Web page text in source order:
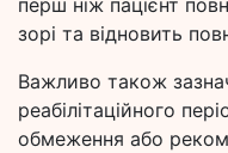
перш ніж пацієнт
зорі та відновить
Важливо також
реабілітаційного
обмеження або